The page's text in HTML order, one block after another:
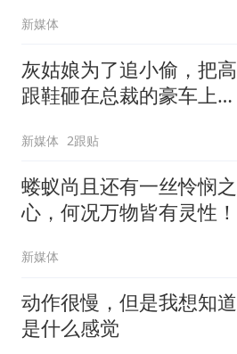
新媒体
灰姑娘为了追小偷，把高
跟鞋砸在总裁的豪车上，
新媒体 2跟贴
蝼蚁尚且还有一丝怜悯之
心，何况万物皆有灵性！
新媒体
动作很慢，但是我想知道
是什么感觉